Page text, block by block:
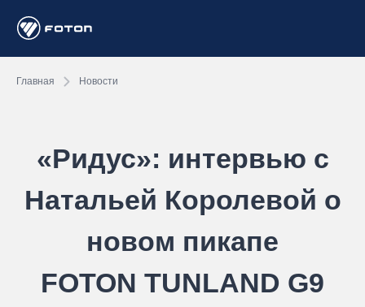
Главная Новости
«Ридус»: интервью с
Натальей Королевой о
новом пикапе
FOTON TUNLAND G9